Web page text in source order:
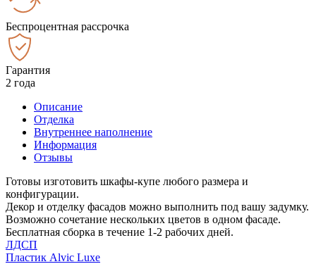
Беспроцентная рассрочка
Гарантия
2 года
Описание
Отделка
Внутреннее наполнение
Информация
Отзывы
Готовы изготовить шкафы-купе любого размера и
конфигурации.
Декор и отделку фасадов можно выполнить под вашу задумку.
Возможно сочетание нескольких цветов в одном фасаде.
Бесплатная сборка в течение 1-2 рабочих дней.
ЛДСП
Пластик Alvic Luxe